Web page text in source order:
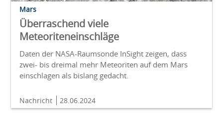
Mars
Überraschend viele
Meteoriteneinschläge
Daten der NASA-Raumsonde InSight zeigen, dass
zwei- bis dreimal mehr Meteoriten auf dem Mars
einschlagen als bislang gedacht.
Nachricht 28.06.2024